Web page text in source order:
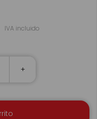
IVA incluido
+